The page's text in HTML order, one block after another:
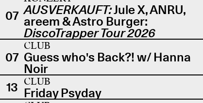
07 AUSVERKAUFT:Jule X, ANRU,
areem & Astro Burger:
DiscoTrapper Tour 2026
07
CLUB
Guess who's Back?! w/ Hanna
Noir
13 CLUB
Friday Psyday